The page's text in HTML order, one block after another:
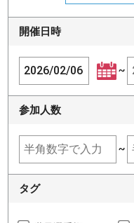
開催日時
~
参加人数
~
タグ